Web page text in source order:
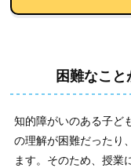
困難なこ
知的障がいのある子ど
の理解が困難だったり
ます。そのため、授業